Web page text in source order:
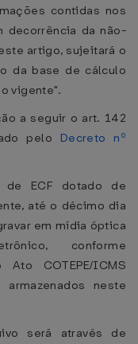
contidas nos
decorrência da não-
artigo, sujeitará o
da base de cálculo
vigente".
a seguir o art. 142
pelo Decreto nº
de ECF dotado de
até o décimo dia
em mídia óptica
conforme
COTEPE/ICMS
neste
será através de